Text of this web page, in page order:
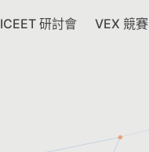
ICEET 研討會 VEX 競賽